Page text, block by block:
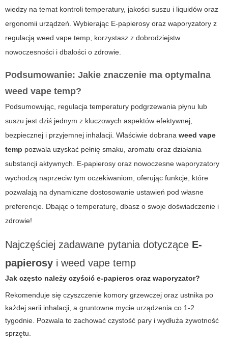
wiedzy na temat kontroli temperatury, jakości suszu i liquidów oraz
ergonomii urządzeń. Wybierając E-papierosy oraz waporyzatory z
regulacją weed vape temp , korzystasz z dobrodziejstw
nowoczesności i dbałości o zdrowie.
Podsumowanie: Jakie znaczenie ma optymalna
weed vape temp?
Podsumowując, regulacja temperatury podgrzewania płynu lub
suszu jest dziś jednym z kluczowych aspektów efektywnej,
bezpiecznej i przyjemnej inhalacji. Właściwie dobrana weed vape
temp pozwala uzyskać pełnię smaku, aromatu oraz działania
substancji aktywnych. E-papierosy oraz nowoczesne waporyzatory
wychodzą naprzeciw tym oczekiwaniom, oferując funkcje, które
pozwalają na dynamiczne dostosowanie ustawień pod własne
preferencje. Dbając o temperaturę, dbasz o swoje doświadczenie i
zdrowie!
Najczęściej zadawane pytania dotyczące E-
papierosy i weed vape temp
Jak często należy czyścić e-papieros oraz waporyzator?
Rekomenduje się czyszczenie komory grzewczej oraz ustnika po
każdej serii inhalacji, a gruntowne mycie urządzenia co 1-2
tygodnie. Pozwala to zachować czystość pary i wydłuża żywotność
sprzętu.